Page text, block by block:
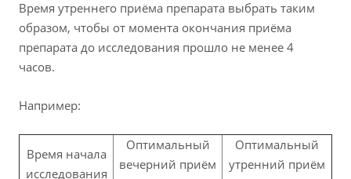
Время утреннего приёма препарата выбрать таким
образом, чтобы от момента окончания приёма
препарата до исследования прошло не менее 4
часов.
Например:
Время начала
исследования
Оптимальный
вечерний приём
Оптимальный
утренний приём